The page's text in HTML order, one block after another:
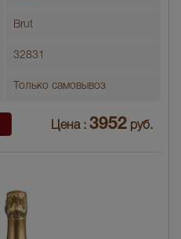
Brut
32831
Только самовывоз
Цена : 3952 руб.